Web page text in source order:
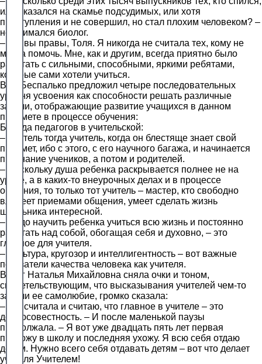
или оказался на скамье подсудимых, или хотя
преступления и не совершил, но стал плохим человеком? –
не унимался биолог.
– Да, вы правы, Толя. Я никогда не считала тех, кому не
могла помочь. Мне, как и другим, всегда приятно было
работать с сильными, способными, яркими ребятами,
которые сами хотели учиться.
В.П. Беспалько предложил четыре последовательных
уровня усвоения как способности решать различные
задачи, отображающие развитие учащихся в данном
предмете в процессе обучения:
Беседа педагогов в учительской:
– Учитель тогда учитель, когда он блестяще знает свой
предмет, ибо с этого, с его научного багажа, и начинается
признание учеников, а потом и родителей.
– Поскольку душа ребенка раскрывается полнее не на
уроке, а в каких-то внеурочных делах и в процессе
общения, то только тот учитель – мастер, кто свободно
владеет приемами общения, умеет сделать жизнь
школьника интересной.
– Надо научить ребенка учиться всю жизнь и постоянно
работать над собой, обогащая себя и духовно, – это
главное для учителя.
– Культура, кругозор и интеллигентность – вот важные
показатели качества человека как учителя.
Вдруг Наталья Михайловна сняла очки и тоном,
свидетельствующим, что высказывания учителей чем-то
задели ее самолюбие, громко сказала:
– А я считала и считаю, что главное в учителе – это
добросовестность. – И после маленькой паузы
продолжала. – Я вот уже двадцать пять лет первая
прихожу в школу и последняя ухожу. Я всю себя отдаю
детям. Нужно всего себя отдавать детям – вот что делает
учителя Учителем!